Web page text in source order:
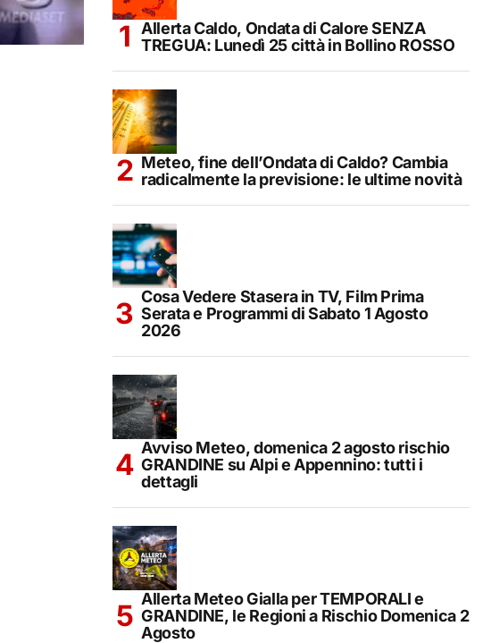
Allerta Caldo, Ondata di Calore SENZA
TREGUA: Lunedì 25 città in Bollino ROSSO
Meteo, fine dell’Ondata di Caldo? Cambia
radicalmente la previsione: le ultime novità
Cosa Vedere Stasera in TV, Film Prima
Serata e Programmi di Sabato 1 Agosto
2026
Avviso Meteo, domenica 2 agosto rischio
GRANDINE su Alpi e Appennino: tutti i
dettagli
Allerta Meteo Gialla per TEMPORALI e
GRANDINE, le Regioni a Rischio Domenica 2
Agosto